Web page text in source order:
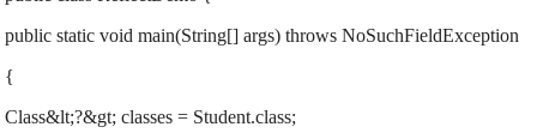
public static void main(String[] args) throws NoSuchFieldException
{
Class&lt;?&gt; classes = Student.class;